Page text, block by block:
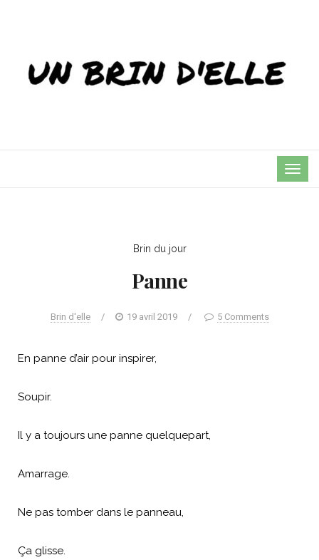
Brin du jour
Panne
Brin d'elle / 19 avril 2019 / 5 Comments
En panne d’air pour inspirer,
Soupir.
Il y a toujours une panne quelquepart,
Amarrage.
Ne pas tomber dans le panneau,
Ça glisse.